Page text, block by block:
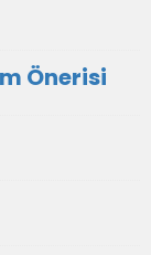
Önerisi